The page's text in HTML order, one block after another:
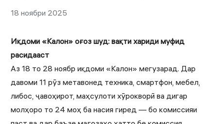
18 ноябри 2025
Иқдоми «Калон» оғоз шуд: вақти хариди муфид
расидааст
Аз 18 то 28 ноябр иқдоми «Калон» мегузарад. Дар
давоми 11 рӯз метавонед техника, смартфон, мебел,
либос, ҷавоҳирот, маҳсулоти хӯрокворӣ ва дигар
молҳоро то 24 моҳ ба насия гиред — бо комиссияи